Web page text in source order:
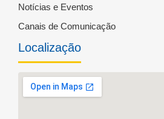
Notícias e Eventos
Canais de Comunicação
Localização